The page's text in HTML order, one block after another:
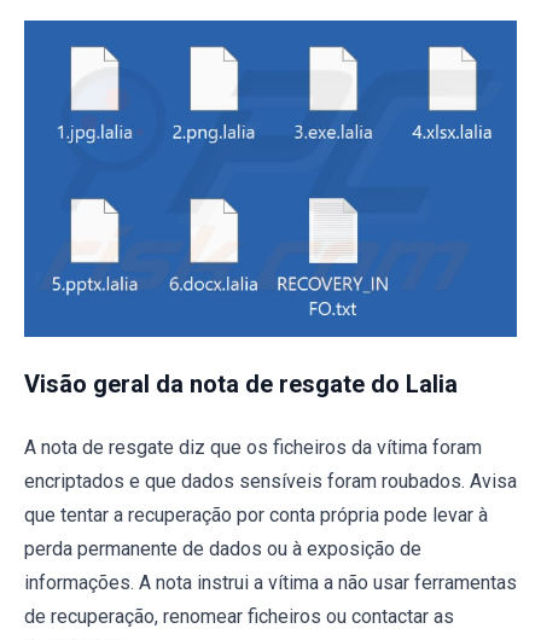
Visão geral da nota de resgate do Lalia
A nota de resgate diz que os ficheiros da vítima foram
encriptados e que dados sensíveis foram roubados. Avisa
que tentar a recuperação por conta própria pode levar à
perda permanente de dados ou à exposição de
informações. A nota instrui a vítima a não usar ferramentas
de recuperação, renomear ficheiros ou contactar as